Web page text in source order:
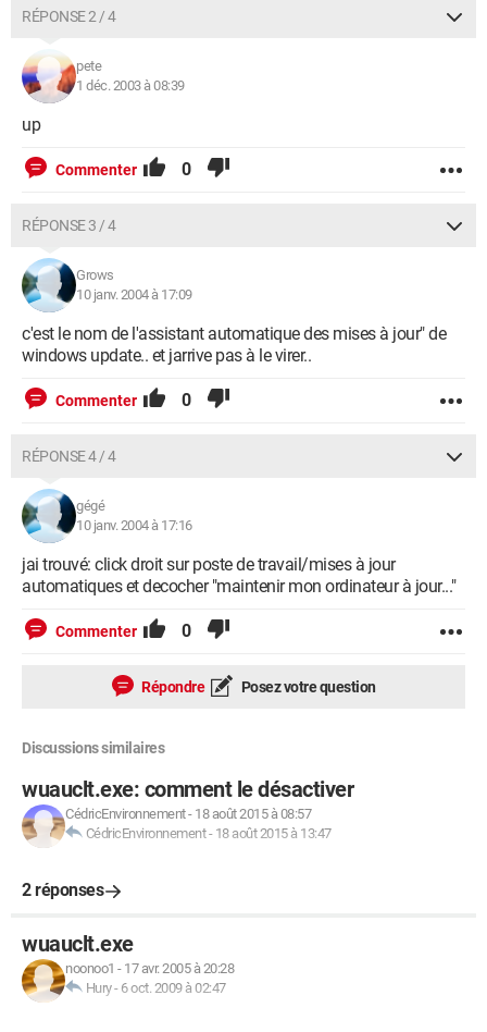
RÉPONSE 2 / 4
pete
1 déc. 2003 à 08:39
up
Commenter 0
RÉPONSE 3 / 4
Grows
10 janv. 2004 à 17:09
c'est le nom de l'assistant automatique des mises à jour" de
windows update.. et jarrive pas à le virer..
Commenter 0
RÉPONSE 4 / 4
gégé
10 janv. 2004 à 17:16
jai trouvé: click droit sur poste de travail/mises à jour
automatiques et decocher "maintenir mon ordinateur à jour..."
Commenter 0
Répondre Posez votre question
Discussions similaires
wuauclt.exe: comment le désactiver
CédricEnvironnement- 18 août 2015 à 08:57
CédricEnvironnement- 18 août 2015 à 13:47
2 réponses
wuauclt.exe
noonoo1 - 17 avr. 2005 à 20:28
Hury- 6 oct. 2009 à 02:47